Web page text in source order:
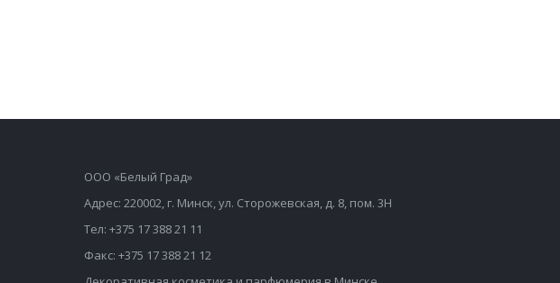
ООО «Белый Град»
Адрес: 220002, г. Минск, ул. Сторожевская, д. 8, пом. 3Н
Тел: +375 17 388 21 11
Факс: +375 17 388 21 12